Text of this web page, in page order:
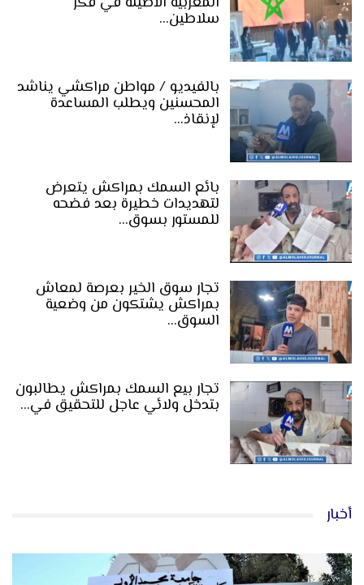
سلاطين…
بالفيديو / مواطن مراكشي يناشد
المحسنين ويطلب المساعدة
لإنقاذ…
بائع السمك بمراكش يتعرض
لتهديدات خطيرة بعد فضحه
للمستور بسوق…
تجار سوق الخير بعرصة لمعاش
بمراكش يشتكون من وضعية
السوق…
تجار بيع السمك بمراكش يطالبون
بتدخل ولائي عاجل للتحقيق في…
أخبار